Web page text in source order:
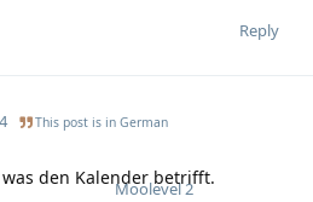
Reply
Moolevel2
This post is in German
den Kalender betrifft.